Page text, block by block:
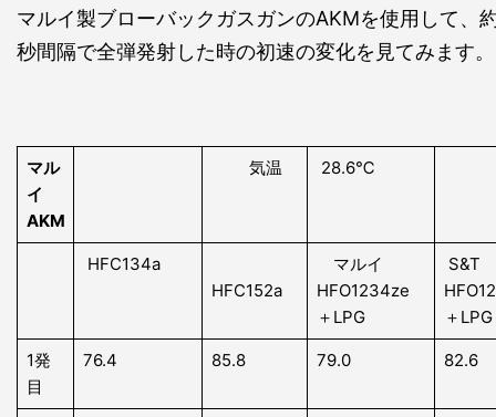
マルイ製ブローバックガスガンのAKMを使用して、
秒間隔で全弾発射した時の初速の変化を見てみます。
マル
イ
AKM
気温 28.6℃
HFC134a
HFC152a
マルイ
HFO1234ze
＋LPG
S&T
＋
1発
目
76.4 85.8 79.0 82.6